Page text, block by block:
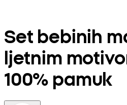
Set bebinih
ljetnim
100% pamuk